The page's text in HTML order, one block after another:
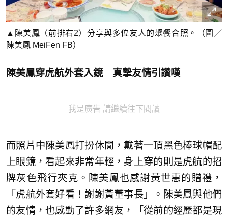
▲陳美鳳（前排右2）分享與多位友人的聚餐合照。（圖／
陳美鳳 MeiFen FB）
陳美鳳穿虎航外套入鏡 真摯友情引讚嘆
我是廣告 請繼續往下閱讀
而照片中陳美鳳打扮休閒，戴著一頂黑色棒球帽配
上眼鏡，看起來非常年輕，身上穿的則是虎航的招
牌灰色飛行夾克。陳美鳳也感謝黃世惠的贈禮，
「虎航外套好看！謝謝黃董事長」。陳美鳳與他們
的友情，也感動了許多網友，「從前的經歷都是現